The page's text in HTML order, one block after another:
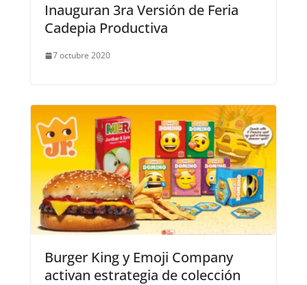
Inauguran 3ra Versión de Feria
Cadepia Productiva
7 octubre 2020
Burger King y Emoji Company
activan estrategia de colección